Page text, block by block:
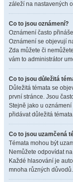
záleží na nastavených
Co to jsou oznámení?
Oznámení často
Oznámení se objevují
Zda můžete či
vám to administrátor
Co to jsou důležitá
Důležitá témata se
první stránce. Jsou
Stejně jako u
přidávat důležitá
Co to jsou uzamčená
Témata mohou být
Nemůžete odpovídat
Každé hlasování je
mnoha různých důvodů.